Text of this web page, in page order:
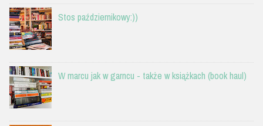
Stos październikowy:))
W marcu jak w garncu - także w książkach (book haul)